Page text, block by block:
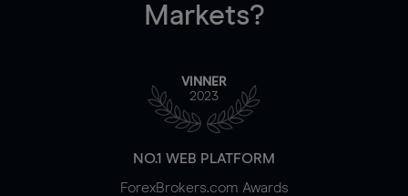
Markets?
VINNER
2023
NO.1 WEB PLATFORM
ForexBrokers.com Awards